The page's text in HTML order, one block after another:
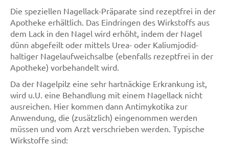
Die speziellen Nagellack-Präparate sind rezeptfrei in der
Apotheke erhältlich. Das Eindringen des Wirkstoffs aus
dem Lack in den Nagel wird erhöht, indem der Nagel
dünn abgefeilt oder mittels Urea- oder Kaliumjodid-
haltiger Nagelaufweichsalbe (ebenfalls rezeptfrei in der
Apotheke) vorbehandelt wird.
Da der Nagelpilz eine sehr hartnäckige Erkrankung ist,
wird u.U. eine Behandlung mit einem Nagellack nicht
ausreichen. Hier kommen dann Antimykotika zur
Anwendung, die (zusätzlich) eingenommen werden
müssen und vom Arzt verschrieben werden. Typische
Wirkstoffe sind: